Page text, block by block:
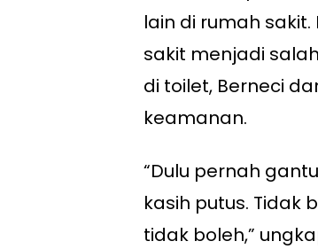
lain di rumah
sakit menjadi
di toilet, Berneci
keamanan.
“Dulu pernah
kasih putus. Tidak
tidak boleh,”